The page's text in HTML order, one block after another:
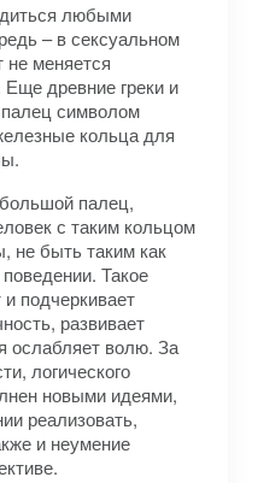
любыми
– в сексуальном
не меняется
древние греки и
символом
кольца для
палец,
с таким кольцом
не быть таким как
Такое
подчеркивает
развивает
ослабляет волю. За
логического
новыми идеями,
реализовать,
и неумение